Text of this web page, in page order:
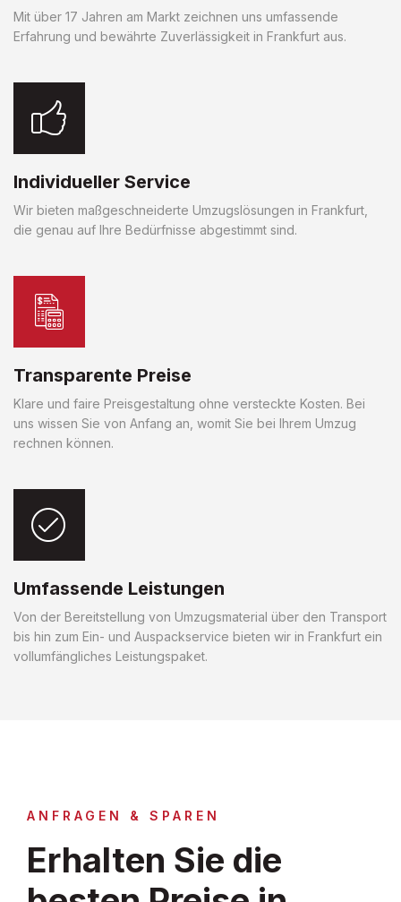
Mit über 17 Jahren am Markt zeichnen uns umfassende
Erfahrung und bewährte Zuverlässigkeit in Frankfurt aus.
Individueller Service
Wir bieten maßgeschneiderte Umzugslösungen in Frankfurt,
die genau auf Ihre Bedürfnisse abgestimmt sind.
Transparente Preise
Klare und faire Preisgestaltung ohne versteckte Kosten. Bei
uns wissen Sie von Anfang an, womit Sie bei Ihrem Umzug
rechnen können.
Umfassende Leistungen
Von der Bereitstellung von Umzugsmaterial über den Transport
bis hin zum Ein- und Auspackservice bieten wir in Frankfurt ein
vollumfängliches Leistungspaket.
ANFRAGEN & SPAREN
Erhalten Sie die